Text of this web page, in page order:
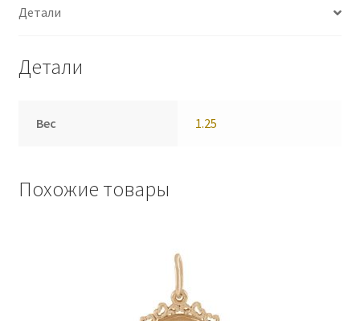
Детали
Детали
Вес 1.25
Похожие товары